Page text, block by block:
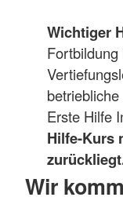
Wichtiger
Erste Hilfe
Hilfe-Kurs
Wir